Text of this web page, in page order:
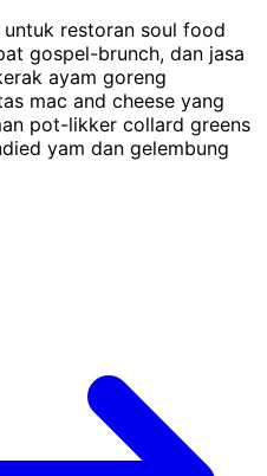
restoran soul food
gospel-brunch, dan jasa
ayam goreng
mac and cheese yang
pot-likker collard greens
yam dan gelembung